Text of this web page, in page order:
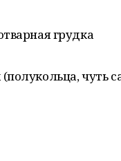
грудка
чуть